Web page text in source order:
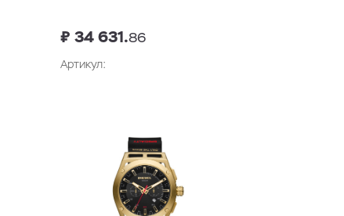
₽ 34 631.86
Артикул: